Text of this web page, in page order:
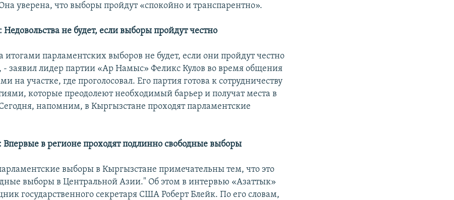
уверена, что выборы пройдут «спокойно и транспарентно».
Недовольства не будет, если выборы пройдут честно
итогами парламентских выборов не будет, если они пройдут честно
- заявил лидер партии «Ар Намыс» Феликс Кулов во время общения
на участке, где проголосовал. Его партия готова к сотрудничеству
которые преодолеют необходимый барьер и получат места в
напомним, в Кыргызстане проходят парламентские
Впервые в регионе проходят подлинно свободные выборы
выборы в Кыргызстане примечательны тем, что это
выборы в Центральной Азии." Об этом в интервью «Азаттык»
государственного секретаря США Роберт Блейк. По его словам,